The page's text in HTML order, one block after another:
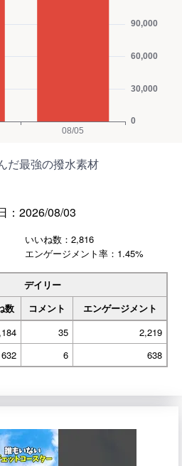
だ最強の撥水素材
：2026/08/03
いいね数：2,816
エンゲージメント率：1.45%
デイリー
数 コメント
エンゲージメント
35
2,219
632 6 638